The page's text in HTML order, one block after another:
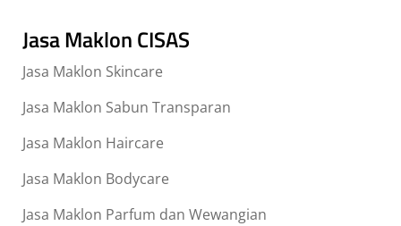
Jasa Maklon CISAS
Jasa Maklon Skincare
Jasa Maklon Sabun Transparan
Jasa Maklon Haircare
Jasa Maklon Bodycare
Jasa Maklon Parfum dan Wewangian